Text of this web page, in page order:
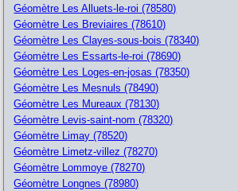
Géomètre Les Alluets-le-roi (78580)
Géomètre Les Breviaires (78610)
Géomètre Les Clayes-sous-bois (78340)
Géomètre Les Essarts-le-roi (78690)
Géomètre Les Loges-en-josas (78350)
Géomètre Les Mesnuls (78490)
Géomètre Les Mureaux (78130)
Géomètre Levis-saint-nom (78320)
Géomètre Limay (78520)
Géomètre Limetz-villez (78270)
Géomètre Lommoye (78270)
Géomètre Longnes (78980)